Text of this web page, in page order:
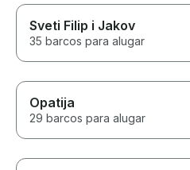
Sveti Filip i Jakov
35 barcos para alugar
Opatija
29 barcos para alugar